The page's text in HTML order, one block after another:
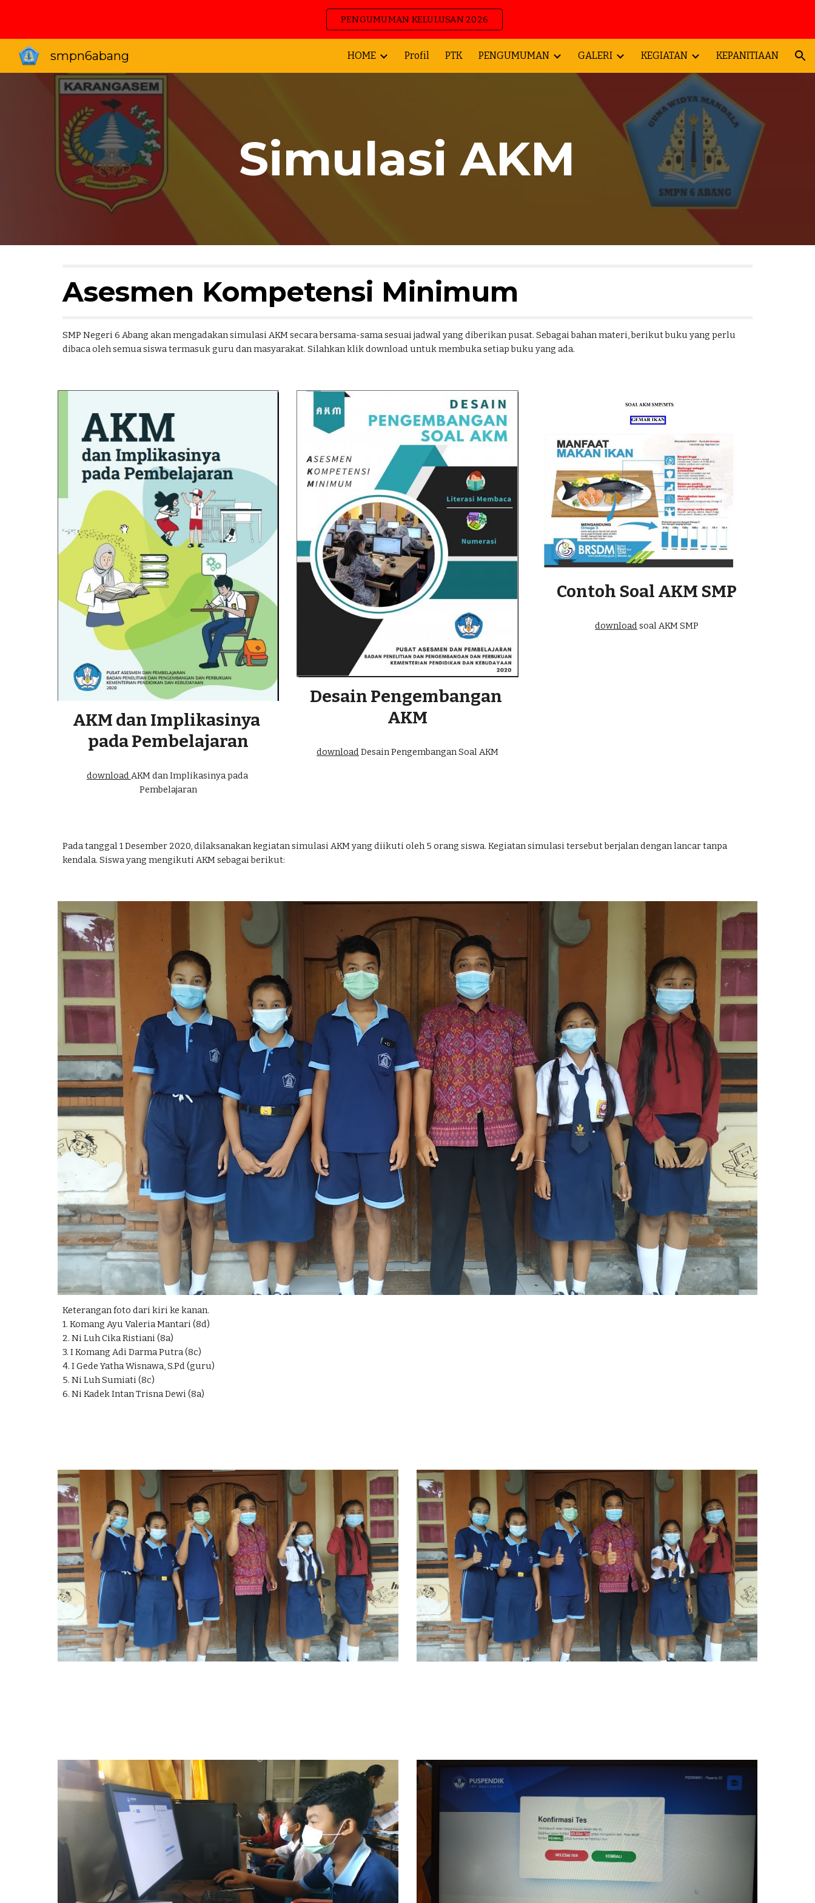
Skip to main content Skip to navigation
PENGUMUMAN KELULUSAN 2026
smpn6abang HOME Profil PTK PENGUMUMAN GALERI KEGIATAN KEPANITIAAN
Simulasi AKM
Asesmen Kompetensi Minimum
SMP Negeri 6 Abang akan mengadakan simulasi AKM secara bersama-sama sesuai jadwal yang diberikan pusat. Sebagai bahan materi, berikut buku yang perlu
dibaca oleh semua siswa termasuk guru dan masyarakat. Silahkan klik download untuk membuka setiap buku yang ada.
AKM dan Implikasinya
pada Pembelajaran
download AKM dan Implikasinya pada
Pembelajaran
Desain Pengembangan
AKM
download Desain Pengembangan Soal AKM
Contoh Soal AKM SMP
download soal AKM SMP
Pada tanggal 1 Desember 2020, dilaksanakan kegiatan simulasi AKM yang diikuti oleh 5 orang siswa. Kegiatan simulasi tersebut berjalan dengan lancar tanpa
kendala. Siswa yang mengikuti AKM sebagai berikut:
Keterangan foto dari kiri ke kanan.
1. Komang Ayu Valeria Mantari (8d)
2. Ni Luh Cika Ristiani (8a)
3. I Komang Adi Darma Putra (8c)
4. I Gede Yatha Wisnawa, S.Pd (guru)
5. Ni Luh Sumiati (8c)
6. Ni Kadek Intan Trisna Dewi (8a)